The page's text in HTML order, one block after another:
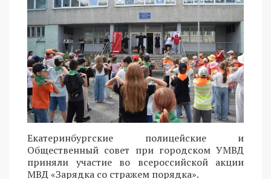
Екатеринбургские полицейские и
Общественный совет при городском УМВД
приняли участие во всероссийской акции
МВД «Зарядка со стражем порядка».